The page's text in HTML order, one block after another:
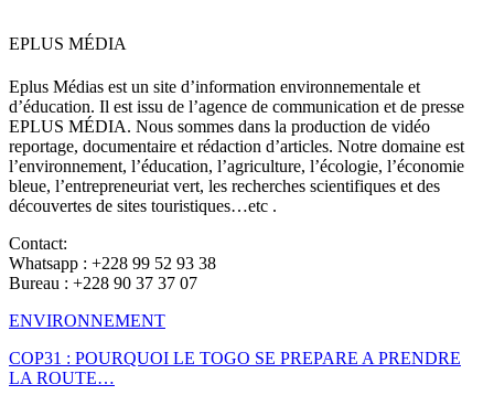
EPLUS MÉDIA
Eplus Médias est un site d’information environnementale et
d’éducation. Il est issu de l’agence de communication et de presse
EPLUS MÉDIA. Nous sommes dans la production de vidéo
reportage, documentaire et rédaction d’articles. Notre domaine est
l’environnement, l’éducation, l’agriculture, l’écologie, l’économie
bleue, l’entrepreneuriat vert, les recherches scientifiques et des
découvertes de sites touristiques…etc .
Contact:
Whatsapp : +228 99 52 93 38
Bureau : +228 90 37 37 07
ENVIRONNEMENT
COP31 : POURQUOI LE TOGO SE PREPARE A PRENDRE
LA ROUTE…